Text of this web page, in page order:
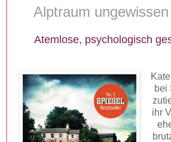
Alptraum
Atemlose, psychologisch
bei
ihr